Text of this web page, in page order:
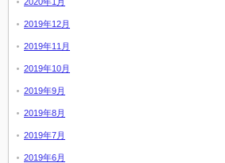
2019年12月
2019年11月
2019年10月
2019年9月
2019年8月
2019年7月
2019年6月